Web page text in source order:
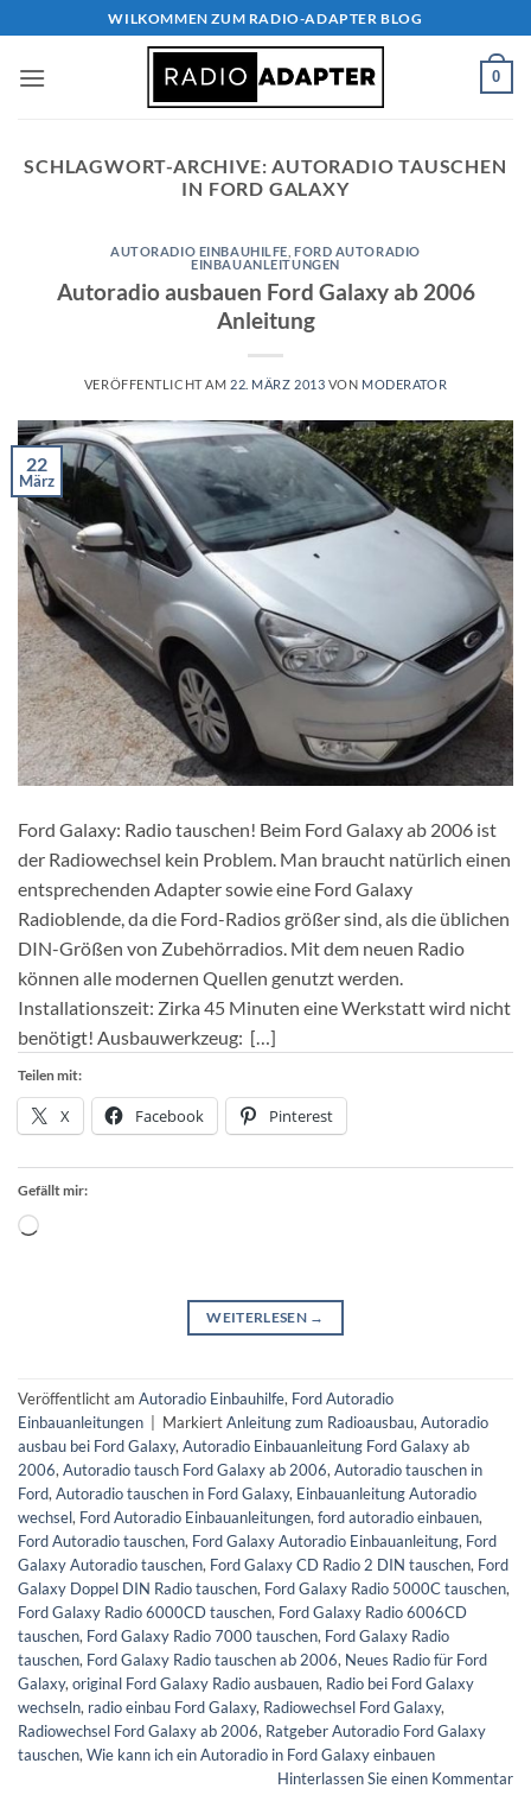
Inhalt
springen
WILKOMMEN ZUM RADIO-ADAPTER BLOG
0
SCHLAGWORT-ARCHIVE:AUTORADIO TAUSCHEN
IN FORD GALAXY
AUTORADIO EINBAUHILFE ,FORD AUTORADIO
EINBAUANLEITUNGEN
Autoradio ausbauen Ford Galaxy ab 2006
Anleitung
VERÖFFENTLICHT AM 22. MÄRZ 2013 VON MODERATOR
22
März
Ford Galaxy: Radio tauschen! Beim Ford Galaxy ab 2006 ist
der Radiowechsel kein Problem. Man braucht natürlich einen
entsprechenden Adapter sowie eine Ford Galaxy
Radioblende, da die Ford-Radios größer sind, als die üblichen
DIN-Größen von Zubehörradios. Mit dem neuen Radio
können alle modernen Quellen genutzt werden.
Installationszeit: Zirka 45 Minuten eine Werkstatt wird nicht
benötigt! Ausbauwerkzeug: […]
Teilen mit:
X Facebook Pinterest
Gefällt mir:
Wird
WEITERLESEN →
Veröffentlicht am Autoradio Einbauhilfe, Ford Autoradio
Einbauanleitungen
MarkiertAnleitung zum Radioausbau, Autoradio
ausbau bei Ford Galaxy, Autoradio Einbauanleitung Ford Galaxy ab
2006, Autoradio tausch Ford Galaxy ab 2006, Autoradio tauschen in
Ford, Autoradio tauschen in Ford Galaxy, Einbauanleitung Autoradio
wechsel, Ford Autoradio Einbauanleitungen, ford autoradio einbauen,
Ford Autoradio tauschen, Ford Galaxy Autoradio Einbauanleitung, Ford
Galaxy Autoradio tauschen, Ford Galaxy CD Radio 2 DIN tauschen, Ford
Galaxy Doppel DIN Radio tauschen, Ford Galaxy Radio 5000C tauschen,
Ford Galaxy Radio 6000CD tauschen, Ford Galaxy Radio 6006CD
tauschen, Ford Galaxy Radio 7000 tauschen, Ford Galaxy Radio
tauschen, Ford Galaxy Radio tauschen ab 2006, Neues Radio für Ford
Galaxy, original Ford Galaxy Radio ausbauen, Radio bei Ford Galaxy
wechseln, radio einbau Ford Galaxy, Radiowechsel Ford Galaxy,
Radiowechsel Ford Galaxy ab 2006, Ratgeber Autoradio Ford Galaxy
tauschen, Wie kann ich ein Autoradio in Ford Galaxy einbauen
Hinterlassen Sie einen Kommentar